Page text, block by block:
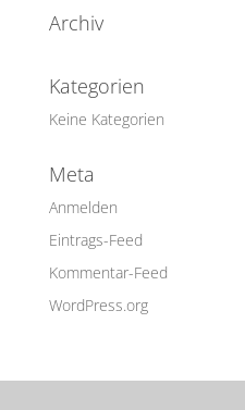
Archiv
Kategorien
Keine Kategorien
Meta
Anmelden
Eintrags-Feed
Kommentar-Feed
WordPress.org